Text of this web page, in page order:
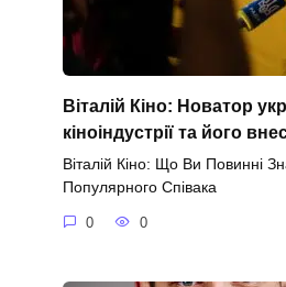
Віталій Кіно: Новатор
кіноіндустрії та його
Віталій Кіно: Що Ви Повинні
Популярного Співака
0 0